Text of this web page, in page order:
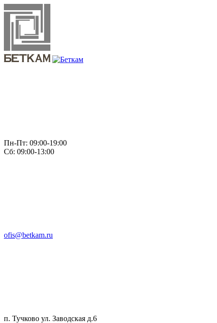
Пн-Пт: 09:00-19:00
Сб: 09:00-13:00
ofis@betkam.ru
п. Тучково ул. Заводская д.6